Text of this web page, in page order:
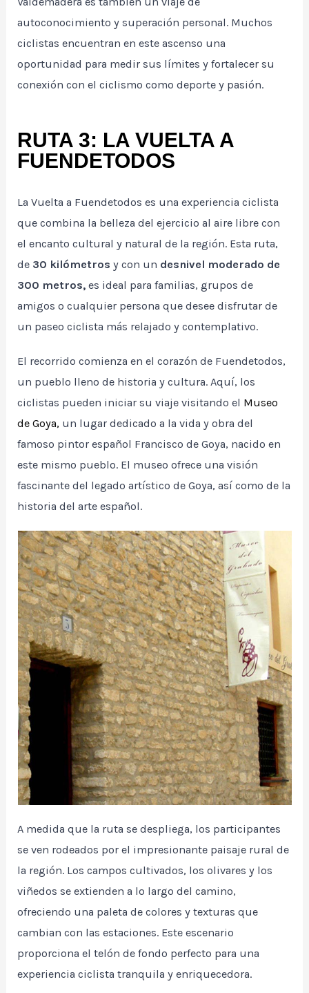
autoconocimiento y superación personal. Muchos
ciclistas encuentran en este ascenso una
oportunidad para medir sus límites y fortalecer su
conexión con el ciclismo como deporte y pasión.
RUTA 3: LA VUELTA A
FUENDETODOS
La Vuelta a Fuendetodos es una experiencia ciclista
que combina la belleza del ejercicio al aire libre con
el encanto cultural y natural de la región. Esta ruta,
de 30 kilómetrosy con un desnivel moderado de
300 metros, es ideal para familias, grupos de
amigos o cualquier persona que desee disfrutar de
un paseo ciclista más relajado y contemplativo.
El recorrido comienza en el corazón de Fuendetodos,
un pueblo lleno de historia y cultura. Aquí, los
ciclistas pueden iniciar su viaje visitando el Museo
de Goya, un lugar dedicado a la vida y obra del
famoso pintor español Francisco de Goya, nacido en
este mismo pueblo. El museo ofrece una visión
fascinante del legado artístico de Goya, así como de la
historia del arte español.
A medida que la ruta se despliega, los participantes
se ven rodeados por el impresionante paisaje rural de
la región. Los campos cultivados, los olivares y los
viñedos se extienden a lo largo del camino,
ofreciendo una paleta de colores y texturas que
cambian con las estaciones. Este escenario
proporciona el telón de fondo perfecto para una
experiencia ciclista tranquila y enriquecedora.